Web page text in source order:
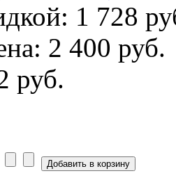
1 728
2 400 руб.
руб.